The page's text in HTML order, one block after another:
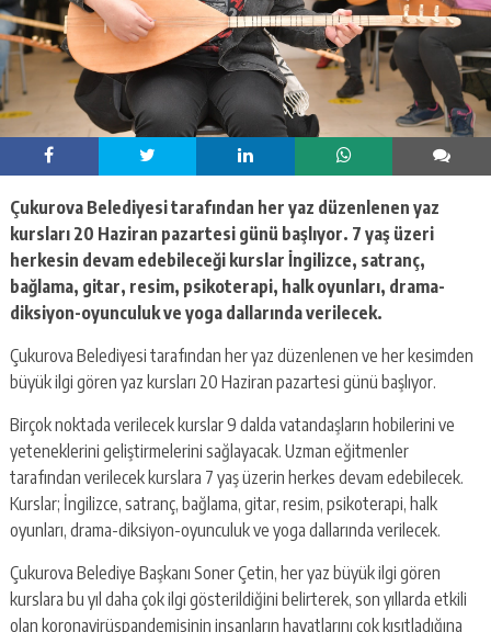
Çukurova Belediyesi tarafından her yaz düzenlenen yaz
kursları 20 Haziran pazartesi günü başlıyor. 7 yaş üzeri
herkesin devam edebileceği kurslar İngilizce, satranç,
bağlama, gitar, resim, psikoterapi, halk oyunları, drama-
diksiyon-oyunculuk ve yoga dallarında verilecek.
Çukurova Belediyesi tarafından her yaz düzenlenen ve her kesimden
büyük ilgi gören yaz kursları 20 Haziran pazartesi günü başlıyor.
Birçok noktada verilecek kurslar 9 dalda vatandaşların hobilerini ve
yeteneklerini geliştirmelerini sağlayacak. Uzman eğitmenler
tarafından verilecek kurslara 7 yaş üzerin herkes devam edebilecek.
Kurslar; İngilizce, satranç, bağlama, gitar, resim, psikoterapi, halk
oyunları, drama-diksiyon-oyunculuk ve yoga dallarında verilecek.
Çukurova Belediye Başkanı Soner Çetin, her yaz büyük ilgi gören
kurslara bu yıl daha çok ilgi gösterildiğini belirterek, son yıllarda etkili
olan koronavirüspandemisinin insanların hayatlarını çok kısıtladığına